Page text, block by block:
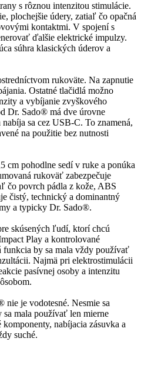
s rôznou intenzitou stimulácie.
plochejšie údery, zatiaľ čo opačná
kontaktmi. V spojení s
ďalšie elektrické impulzy.
súhra klasických úderov a
rukoväte. Na zapnutie
Ostatné tlačidlá možno
a vybíjanie zvyškového
Dr. Sado® má dve úrovne
sa cez USB-C. To znamená,
na použitie bez nutnosti
cm pohodlne sedí v ruke a ponúka
rukoväť zabezpečuje
čo povrch pádla z kože, ABS
čistý, technický a dominantný
a typicky Dr. Sado®.
skúsených ľudí, ktorí chcú
Play a kontrolované
funkcia by sa mala vždy používať
Najmä pri elektrostimulácii
pasívnej osoby a intenzitu
nie je vodotesné. Nesmie sa
mala používať len mierne
nabíjacia zásuvka a
suché.